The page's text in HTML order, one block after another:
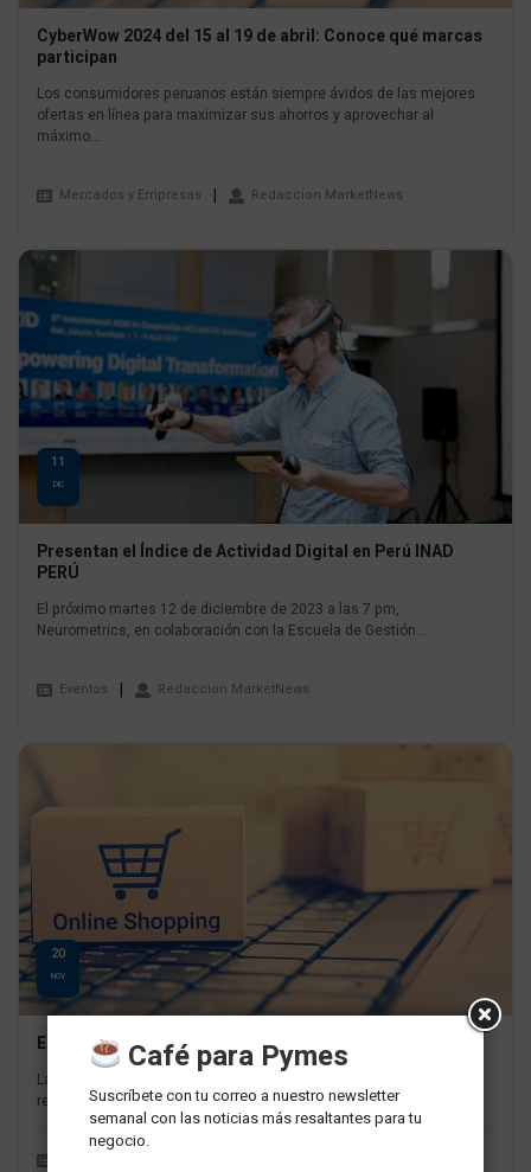
CyberWow 2024 del 15 al 19 de abril: Conoce qué marcas
participan
Los consumidores peruanos están siempre ávidos de las mejores
ofertas en línea para maximizar sus ahorros y aprovechar al
máximo...
Mercados y Empresas Redaccion MarketNews
11
DIC
Presentan el Índice de Actividad Digital en Perú INAD
PERÚ
El próximo martes 12 de diciembre de 2023 a las 7 pm,
Neurometrics, en colaboración con la Escuela de Gestión...
Eventos Redaccion MarketNews
20
NOV
El último CyberWow 2023 aumento más 180% las ventas
La última edición del CyberWow 2023 marcó un hito histórico al
registrar cifras récord de tráfico y un asombroso crecimiento...
Café para Pymes
Suscríbete con tu correo a nuestro newsletter
semanal con las noticias más resaltantes para tu
negocio.